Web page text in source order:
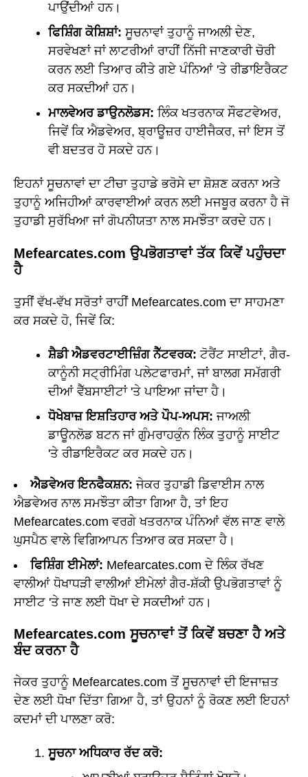
ਪਾਉਂਦੀਆਂ ਹਨ।
ਫਿਸ਼ਿੰਗ ਕੋਸ਼ਿਸ਼ਾਂ: ਸੂਚਨਾਵਾਂ ਤੁਹਾਨੂੰ ਜਾਅਲੀ ਦੇਣ,
ਸਰਵੇਖਣਾਂ ਜਾਂ ਲਾਟਰੀਆਂ ਰਾਹੀਂ ਨਿੱਜੀ ਜਾਣਕਾਰੀ ਚੋਰੀ
ਕਰਨ ਲਈ ਤਿਆਰ ਕੀਤੇ ਗਏ ਪੰਨਿਆਂ 'ਤੇ ਰੀਡਾਇਰੈਕਟ
ਕਰ ਸਕਦੀਆਂ ਹਨ।
ਮਾਲਵੇਅਰ ਡਾਉਨਲੋਡਸ: ਲਿੰਕ ਖਤਰਨਾਕ ਸੌਫਟਵੇਅਰ,
ਜਿਵੇਂ ਕਿ ਐਡਵੇਅਰ, ਬ੍ਰਾਊਜ਼ਰ ਹਾਈਜੈਕਰ, ਜਾਂ ਇਸ ਤੋਂ
ਵੀ ਬਦਤਰ ਹੋ ਸਕਦੇ ਹਨ।
ਇਹਨਾਂ ਸੂਚਨਾਵਾਂ ਦਾ ਟੀਚਾ ਤੁਹਾਡੇ ਭਰੋਸੇ ਦਾ ਸ਼ੋਸ਼ਣ ਕਰਨਾ ਅਤੇ
ਤੁਹਾਨੂੰ ਅਜਿਹੀਆਂ ਕਾਰਵਾਈਆਂ ਕਰਨ ਲਈ ਮਜਬੂਰ ਕਰਨਾ ਹੈ ਜੋ
ਤੁਹਾਡੀ ਸੁਰੱਖਿਆ ਜਾਂ ਗੋਪਨੀਯਤਾ ਨਾਲ ਸਮਝੌਤਾ ਕਰਦੇ ਹਨ।
Mefearcates.com ਉਪਭੋਗਤਾਵਾਂ ਤੱਕ ਕਿਵੇਂ ਪਹੁੰਚਦਾ
ਹੈ
ਤੁਸੀਂ ਵੱਖ-ਵੱਖ ਸਰੋਤਾਂ ਰਾਹੀਂ Mefearcates.com ਦਾ ਸਾਹਮਣਾ
ਕਰ ਸਕਦੇ ਹੋ, ਜਿਵੇਂ ਕਿ:
ਸ਼ੈਡੀ ਐਡਵਰਟਾਈਜ਼ਿੰਗ ਨੈੱਟਵਰਕ: ਟੋਰੈਂਟ ਸਾਈਟਾਂ, ਗੈਰ-
ਕਾਨੂੰਨੀ ਸਟ੍ਰੀਮਿੰਗ ਪਲੇਟਫਾਰਮਾਂ, ਜਾਂ ਬਾਲਗ ਸਮੱਗਰੀ
ਦੀਆਂ ਵੈੱਬਸਾਈਟਾਂ 'ਤੇ ਪਾਇਆ ਜਾਂਦਾ ਹੈ।
ਧੋਖੇਬਾਜ਼ ਇਸ਼ਤਿਹਾਰ ਅਤੇ ਪੌਪ-ਅਪਸ: ਜਾਅਲੀ
ਡਾਊਨਲੋਡ ਬਟਨ ਜਾਂ ਗੁੰਮਰਾਹਕੁੰਨ ਲਿੰਕ ਤੁਹਾਨੂੰ ਸਾਈਟ
'ਤੇ ਰੀਡਾਇਰੈਕਟ ਕਰ ਸਕਦੇ ਹਨ।
ਐਡਵੇਅਰ ਇਨਫੈਕਸ਼ਨ: ਜੇਕਰ ਤੁਹਾਡੀ ਡਿਵਾਈਸ ਨਾਲ
ਐਡਵੇਅਰ ਨਾਲ ਸਮਝੌਤਾ ਕੀਤਾ ਗਿਆ ਹੈ, ਤਾਂ ਇਹ
Mefearcates.com ਵਰਗੇ ਖਤਰਨਾਕ ਪੰਨਿਆਂ ਵੱਲ ਜਾਣ ਵਾਲੇ
ਘੁਸਪੈਠ ਵਾਲੇ ਵਿਗਿਆਪਨ ਤਿਆਰ ਕਰ ਸਕਦਾ ਹੈ।
ਫਿਸ਼ਿੰਗ ਈਮੇਲਾਂ: Mefearcates.com ਦੇ ਲਿੰਕ ਰੱਖਣ
ਵਾਲੀਆਂ ਧੋਖਾਧੜੀ ਵਾਲੀਆਂ ਈਮੇਲਾਂ ਗੈਰ-ਸ਼ੱਕੀ ਉਪਭੋਗਤਾਵਾਂ ਨੂੰ
ਸਾਈਟ 'ਤੇ ਜਾਣ ਲਈ ਧੋਖਾ ਦੇ ਸਕਦੀਆਂ ਹਨ।
Mefearcates.com ਸੂਚਨਾਵਾਂ ਤੋਂ ਕਿਵੇਂ ਬਚਣਾ ਹੈ ਅਤੇ
ਬੰਦ ਕਰਨਾ ਹੈ
ਜੇਕਰ ਤੁਹਾਨੂੰ Mefearcates.com ਤੋਂ ਸੂਚਨਾਵਾਂ ਦੀ ਇਜਾਜ਼ਤ
ਦੇਣ ਲਈ ਧੋਖਾ ਦਿੱਤਾ ਗਿਆ ਹੈ, ਤਾਂ ਉਹਨਾਂ ਨੂੰ ਰੋਕਣ ਲਈ ਇਹਨਾਂ
ਕਦਮਾਂ ਦੀ ਪਾਲਣਾ ਕਰੋ:
ਸੂਚਨਾ ਅਧਿਕਾਰ ਰੱਦ ਕਰੋ: